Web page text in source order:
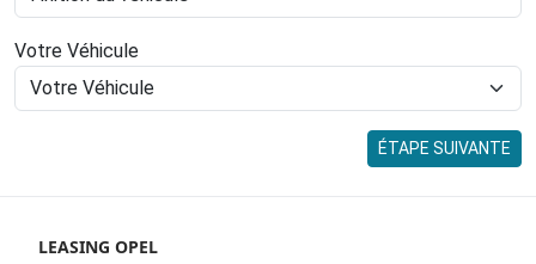
Votre Véhicule
ÉTAPE SUIVANTE
LEASING OPEL